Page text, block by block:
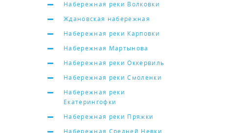
Набережная реки Волковки
Ждановская набережная
Набережная реки Карповки
Набережная Мартынова
Набережная реки Оккервиль
Набережная реки Смоленки
Набережная реки
Екатерингофки
Набережная реки Пряжки
Набережная Средней Невки